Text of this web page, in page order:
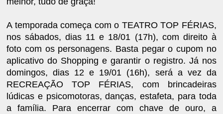
A temporada começa com o TEATRO TOP FÉRIAS,
nos sábados, dias 11 e 18/01 (17h), com direito à
foto com os personagens. Basta pegar o cupom no
aplicativo do Shopping e garantir o registro. Já nos
domingos, dias 12 e 19/01 (16h), será a vez da
RECREAÇÃO TOP FÉRIAS, com brincadeiras
lúdicas e psicomotoras, danças, estafeta, para toda
a família. Para encerrar com chave de ouro, a